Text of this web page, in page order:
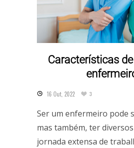
Características
16 Out, 2022 3
Ser um enfermeiro pode
mas também, ter
jornada extensa de